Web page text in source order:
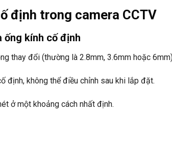
định trong camera CCTV
ống kính cố định
thay đổi (thường là 2.8mm, 3.6mm hoặc
định, không thể điều chỉnh sau khi lắp đặt.
ở một khoảng cách nhất định.